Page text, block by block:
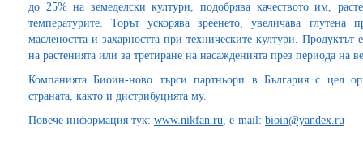
до 25% на земеделски култури, подобрява качеството им,
температурите. Торът ускорява зреенето, увеличава
маслеността и захарността при техническите култури.
на растенията или за третиране на насажденията през периода на
Компанията Биоин-ново търси партньори в България с цел
страната, както и дистрибуцията му.
Повече информация тук: www.nikfan.ru, e-mail: bioin@yandex.ru